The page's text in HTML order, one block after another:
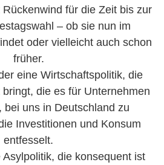
für die Zeit bis zur
– ob sie nun im
oder vielleicht auch schon
früher.
eine Wirtschaftspolitik, die
die es für Unternehmen
bei uns in Deutschland zu
Investitionen und Konsum
entfesselt.
die konsequent ist